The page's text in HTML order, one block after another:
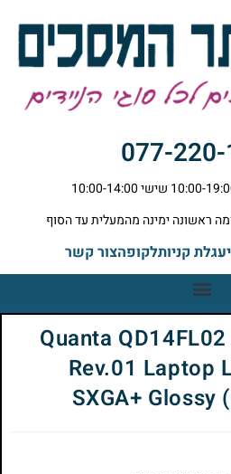
077-
עגלת קניותלקופהצור קשר
מסך למחשב נייד Quanta QD14FL02
Rev.01 Laptop
SXGA+ Glossy